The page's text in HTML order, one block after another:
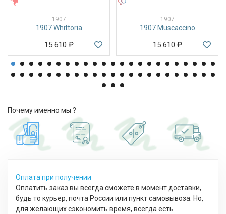
1907
1907 Whittoria
15 610 ₽
1907
1907 Muscaccino
15 610 ₽
Почему именно мы ?
Оплата при получении
Оплатить заказ вы всегда сможете в момент доставки,
будь то курьер, почта России или пункт самовывоза. Но,
для желающих сэкономить время, всегда есть